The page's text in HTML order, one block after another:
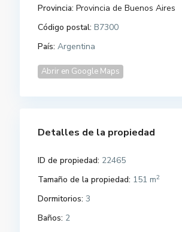
Provincia: Provincia de Buenos Aires
Código postal: B7300
País: Argentina
Abrir en Google Maps
Detalles de la propiedad
ID de propiedad: 22465
Tamaño de la propiedad: 151 m2
Dormitorios: 3
Baños: 2